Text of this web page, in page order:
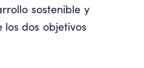
sostenible y
dos objetivos